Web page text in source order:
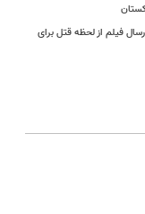
فیلم از لحظه قتل برای